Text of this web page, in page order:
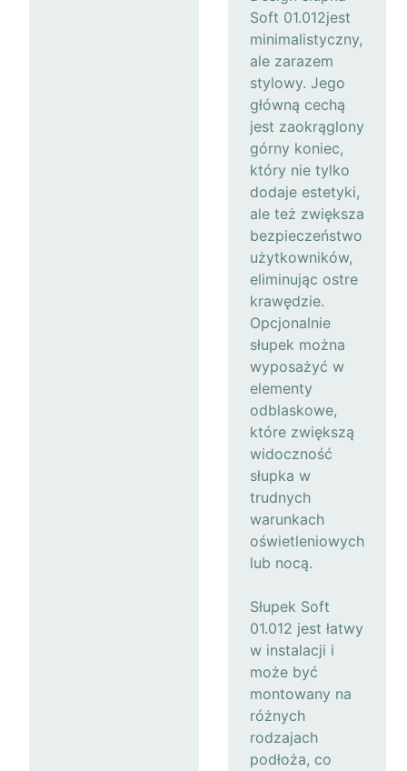
Soft 01.012jest
minimalistyczny,
ale zarazem
stylowy. Jego
główną cechą
jest zaokrąglony
górny koniec,
który nie tylko
dodaje estetyki,
ale też zwiększa
bezpieczeństwo
użytkowników,
eliminując ostre
krawędzie.
Opcjonalnie
słupek można
wyposażyć w
elementy
odblaskowe,
które zwiększą
widoczność
słupka w
trudnych
warunkach
oświetleniowych
lub nocą.
Słupek Soft
01.012 jest łatwy
w instalacji i
może być
montowany na
różnych
rodzajach
podłoża, co